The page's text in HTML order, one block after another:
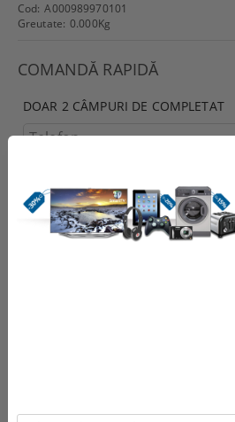
Cod: A000989970101
Greutate: 0.000Kg
COMANDĂ RAPIDĂ
DOAR 2 CÂMPURI DE COMPLETAT
Sunt de acord cu
Noi vă vom contacta pentru